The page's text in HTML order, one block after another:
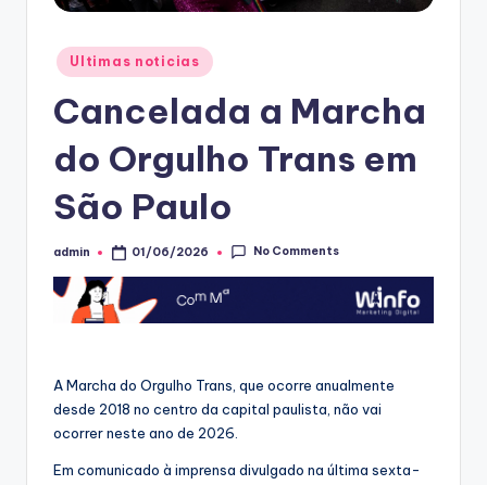
Posted
in
Ultimas noticias
Cancelada a Marcha
do Orgulho Trans em
São Paulo
Posted
admin 01/06/2026 No Comments
A Marcha do Orgulho Trans, que ocorre anualmente
desde 2018 no centro da capital paulista, não vai
ocorrer neste ano de 2026.
Em comunicado à imprensa divulgado na última sexta-